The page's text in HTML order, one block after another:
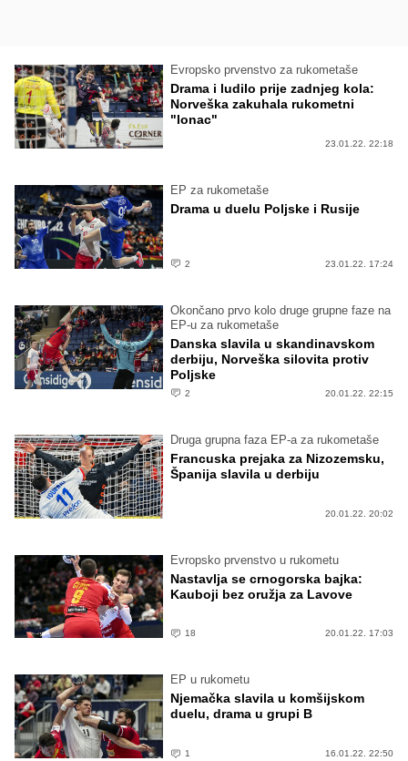
Evropsko prvenstvo za rukometaše
Drama i ludilo prije zadnjeg kola:
Norveška zakuhala rukometni
"lonac"
23.01.22. 22:18
EP za rukometaše
Drama u duelu Poljske i Rusije
2 23.01.22. 17:24
Okončano prvo kolo druge grupne faze na
EP-u za rukometaše
Danska slavila u skandinavskom
derbiju, Norveška silovita protiv
Poljske
2 20.01.22. 22:15
Druga grupna faza EP-a za rukometaše
Francuska prejaka za Nizozemsku,
Španija slavila u derbiju
20.01.22. 20:02
Evropsko prvenstvo u rukometu
Nastavlja se crnogorska bajka:
Kauboji bez oružja za Lavove
18 20.01.22. 17:03
EP u rukometu
Njemačka slavila u komšijskom
duelu, drama u grupi B
1 16.01.22. 22:50